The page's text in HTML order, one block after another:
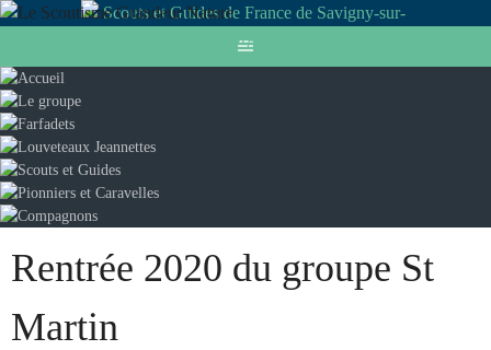
Rentrée 2020 du groupe St
Martin